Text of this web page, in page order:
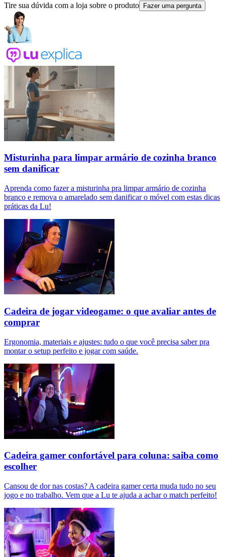
Tire sua dúvida com a loja sobre o produto Fazer uma pergunta
Misturinha para limpar armário de cozinha branco
sem danificar
Aprenda como fazer a misturinha pra limpar armário de cozinha
branco e remova o amarelado sem danificar o móvel com estas dicas
práticas da Lu!
Cadeira de jogar videogame: o que avaliar antes de
comprar
Ergonomia, materiais e ajustes: tudo o que você precisa saber pra
montar o setup perfeito e jogar com saúde.
Cadeira gamer confortável para coluna: saiba como
escolher
Cansou de dor nas costas? A cadeira gamer certa muda tudo no seu
jogo e no trabalho. Vem que a Lu te ajuda a achar o match perfeito!